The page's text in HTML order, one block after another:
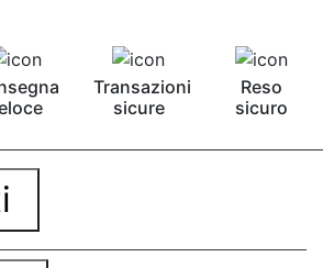
Transazioni
sicure
Reso
sicuro